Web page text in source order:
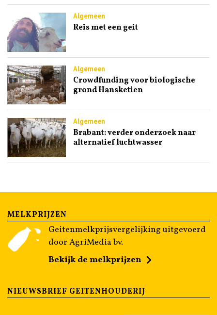
Algemeen
Reis met een geit
Algemeen
Crowdfunding voor biologische
grond Hansketien
Algemeen
Brabant: verder onderzoek naar
alternatief luchtwasser
MELKPRIJZEN
Geitenmelkprijsvergelijking uitgevoerd
door AgriMedia bv.
Bekijk de melkprijzen
NIEUWSBRIEF GEITENHOUDERIJ